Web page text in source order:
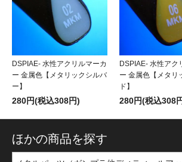
DSPIAE- 水性アクリルマーカ
ー 金属色【メタリックシルバ
ー】
280円(税込308円)
DSPIAE- 水性アク
ー 金属色【メタリ
ド】
280円(税込308
ほかの商品を探す